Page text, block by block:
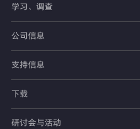
载荷传感器
加速度传感器
压力传感器
土木用传感器
载荷传感器
土压计
倾斜计
汽车用传感器
安全带拉力传感器
手刹・变速杆操作力传感器
测量器
指示器和显示器
软件
测量系统
学习、调查
应变片
传感器
测量仪器
看视频了解仪器的使用方法
公司信息
销售网络
公司概况
支持信息
安全数据表（SDS）
产品目录、资料下载
下载
产品目录
研讨会与活动